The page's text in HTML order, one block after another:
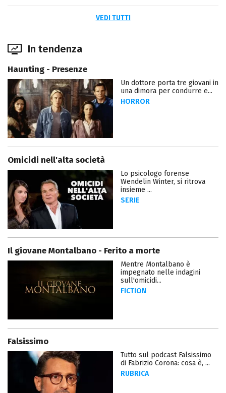
VEDI TUTTI
In tendenza
Haunting - Presenze
Un dottore porta tre giovani in
una dimora per condurre e...
HORROR
Omicidi nell'alta società
Lo psicologo forense
Wendelin Winter, si ritrova
insieme ...
SERIE
Il giovane Montalbano - Ferito a morte
Mentre Montalbano è
impegnato nelle indagini
sull'omicidi...
FICTION
Falsissimo
Tutto sul podcast Falsissimo
di Fabrizio Corona: cosa è, ...
RUBRICA